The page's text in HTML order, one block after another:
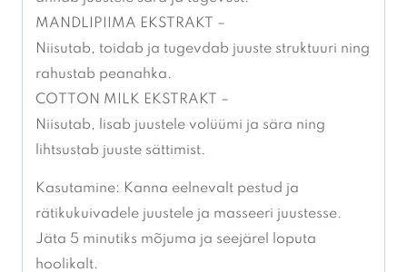
MANDLIPIIMA EKSTRAKT –
Niisutab, toidab ja tugevdab juuste struktuuri ning
rahustab peanahka.
COTTON MILK EKSTRAKT –
Niisutab, lisab juustele volüümi ja sära ning
lihtsustab juuste sättimist.
Kasutamine: Kanna eelnevalt pestud ja
rätikukuivadele juustele ja masseeri juustesse.
Jäta 5 minutiks mõjuma ja seejärel loputa
hoolikalt.